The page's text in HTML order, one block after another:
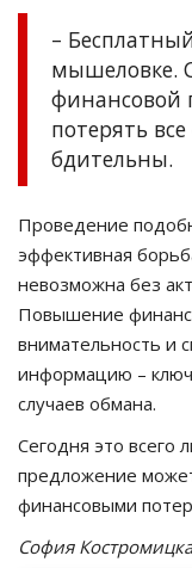
–
мышеловке.
финансовой
потерять
бдительны.
Проведение
эффективная
невозможна без
Повышение
внимательность и
информацию –
случаев обмана.
Сегодня это всего
предложение
финансовыми
София